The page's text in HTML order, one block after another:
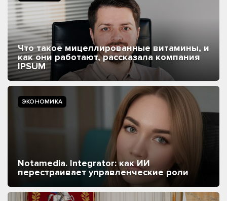
Что такое мицеллированные витамины, и
как они работают, рассказала компания
IPSUM
ЭКОНОМИКА
Notamedia. Integrator: как ИИ
перестраивает управленческие роли